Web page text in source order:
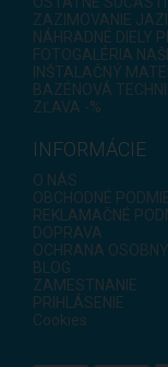
ZAZIMOVANIE
NÁHRADNÉ DIELY
FOTOGALÉRIA
INŠTALAČNÝ
BAZÉNOVÁ
ZĽAVA -%
INFORMÁCIE
O NÁS
OBCHODNÉ
REKLAMAČNÉ
DOPRAVA
OCHRANA
BLOG
ZAMESTNANIE
PRIHLÁSENIE
Cookies